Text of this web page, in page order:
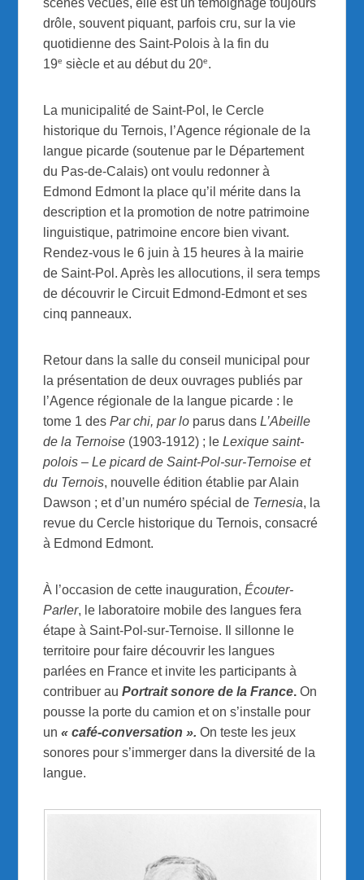
drôle, souvent piquant, parfois cru, sur la vie
quotidienne des Saint-Polois à la fin du
19e siècle et au début du 20e.
La municipalité de Saint-Pol, le Cercle
historique du Ternois, l’Agence régionale de la
langue picarde (soutenue par le Département
du Pas-de-Calais) ont voulu redonner à
Edmond Edmont la place qu’il mérite dans la
description et la promotion de notre patrimoine
linguistique, patrimoine encore bien vivant.
Rendez-vous le 6 juin à 15 heures à la mairie
de Saint-Pol. Après les allocutions, il sera temps
de découvrir le Circuit Edmond-Edmont et ses
cinq panneaux.
Retour dans la salle du conseil municipal pour
la présentation de deux ouvrages publiés par
l’Agence régionale de la langue picarde : le
tome 1 desPar chi, par lo parus dansL’Abeille
de la Ternoise (1903-1912) ; leLexique saint-
polois – Le picard de Saint-Pol-sur-Ternoise et
du Ternois, nouvelle édition établie par Alain
Dawson ; et d’un numéro spécial de Ternesia, la
revue du Cercle historique du Ternois, consacré
à Edmond Edmont.
À l’occasion de cette inauguration,Écouter-
Parler, le laboratoire mobile des langues fera
étape à Saint-Pol-sur-Ternoise. Il sillonne le
territoire pour faire découvrir les langues
parlées en France et invite les participants à
contribuer auPortrait sonore de la France. On
pousse la porte du camion et on s’installe pour
un« café-conversation ». On teste les jeux
sonores pour s’immerger dans la diversité de la
langue.